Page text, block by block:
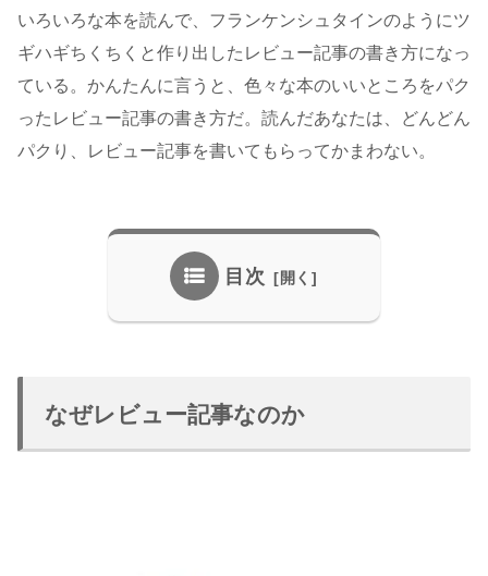
いろいろな本を読んで、フランケンシュタインのようにツ
ギハギちくちくと作り出したレビュー記事の書き方になっ
ている。かんたんに言うと、色々な本のいいところをパク
ったレビュー記事の書き方だ。読んだあなたは、どんどん
パクり、レビュー記事を書いてもらってかまわない。
目次
なぜレビュー記事なのか